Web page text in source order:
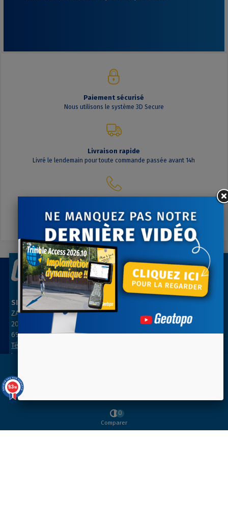
Paiement sécurisé
Nous utilisons le système 3D Secure
Livraison rapide
Livré le lendemain pour toute commande passée avant 14h
A votre écoute du lundi au vendredi
SIÈGE SOCIAL
ZAC des Grillons
208, rue de l’Ancienne Distillerie
69400 GLEIZÉ
Tél : 04 74 69 94 00
info@geotopo.fr
AGENCE PARIS NORD
ZA Les belles vues
3, rue des Prés
91290 ARPAJON
INFORMATIONS
Comparer
0
9.3/10
39 avis